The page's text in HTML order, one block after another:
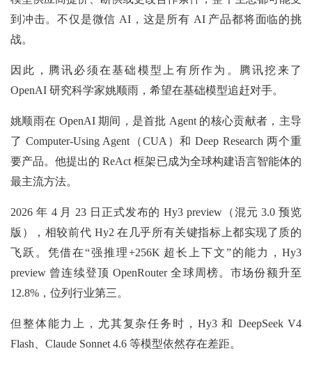
到冲击。不仅是微信 AI，这是所有 AI 产品都将面临的挑
战。
因此，腾讯必须在基础模型上有所作为。腾讯挖来了
OpenAI 研究科学家姚顺雨，希望在基础模型追赶对手。
姚顺雨在 OpenAI 期间，是首批 Agent 的核心贡献者，主导
了 Computer-Using Agent（CUA）和 Deep Research 两个重
要产品。他提出的 ReAct 框架已成为全球构建语言智能体的
最主流方法。
2026 年 4 月 23 日正式发布的 Hy3 preview（混元 3.0 预览
版），相较前代 Hy2 在几乎所有关键指标上都实现了质的
飞跃。凭借在“强推理+256K 超长上下文”的能力，Hy3
preview 曾连续登顶 OpenRouter 全球周榜。市场份额升至
12.8%，位列行业第三。
但整体能力上，尤其复杂任务时，Hy3 和 DeepSeek V4
Flash、Claude Sonnet 4.6 等模型依然存在差距。